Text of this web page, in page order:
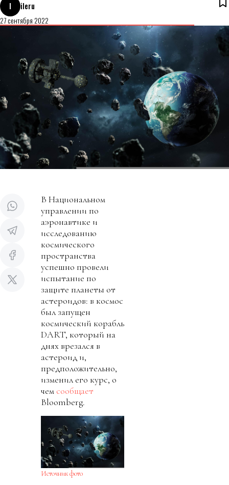
I
ileru
27 сентября 2022
В Национальном
управлении по
аэронавтике и
исследованию
космического
пространства
успешно провели
испытание по
защите планеты от
астероидов: в космос
был запущен
космический корабль
DART, который на
днях врезался в
астероид и,
предположительно,
изменил его курс, о
чем сообщает
Bloomberg.
Источник фото